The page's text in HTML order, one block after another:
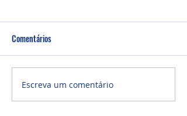
Comentários
Escreva um comentário